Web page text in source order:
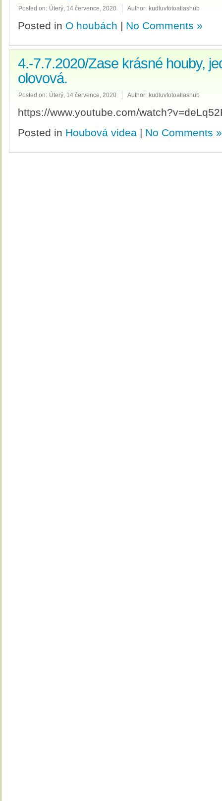
Posted on: Úterý, 14 července, 2020 Author: kudluvfotoatlashub
Posted in O houbách | No Comments »
4.-7.7.2020/Zase krásné houby,
olovová.
Posted on: Úterý, 14 července, 2020 Author: kudluvfotoatlashub
https://www.youtube.com/
Posted in Houbová videa | No Comments »